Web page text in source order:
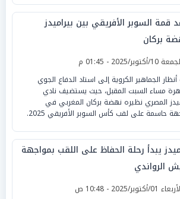
قمة السوبر الأفريقي بين بيراميدز
بركان
10/أكتوبر/2025 - 01:45 م
أنظار الجماهير الكروية إلى استاد الدفاع الجوي
مساء السبت المقبل، حيث يستضيف نادي
المصري نظيره نهضة بركان المغربي في
حاسمة على لقب كأس السوبر الأفريقي 2025.
يبدأ رحلة الحفاظ على اللقب بمواجهة
الرواندي
01/أكتوبر/2025 - 10:48 ص